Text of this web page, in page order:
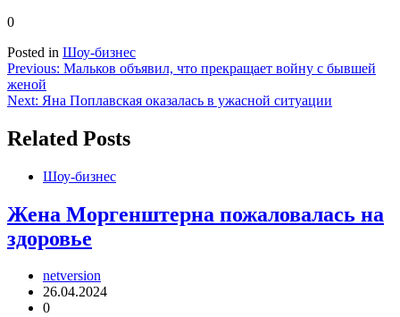
0
Posted in Шоу-бизнес
Навигация
по
Previous: Мальков объявил, что прекращает войну с бывшей
женой
Next: Яна Поплавская оказалась в ужасной ситуации
Related Posts
Шоу-бизнес
Жена Моргенштерна пожаловалась на
здоровье
netversion
26.04.2024
0